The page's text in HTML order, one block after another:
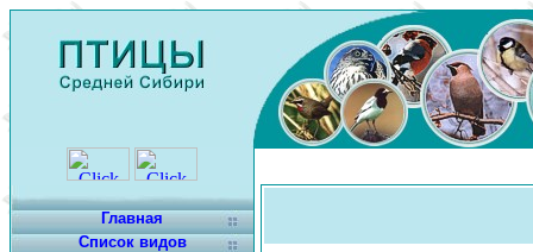
Главная
Список видов